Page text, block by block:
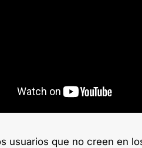
usuarios que no creen en